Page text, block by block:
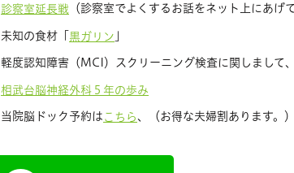
診察室延長戦 （診察室でよくするお話をネット上にあげ
未知の食材「 黒ガリン 」
軽度認知障害（MCI）スクリーニング検査に関しまして、
相武台脳神経外科５年の歩み
当院脳ドック予約は こちら、（お得な夫婦割あります。）